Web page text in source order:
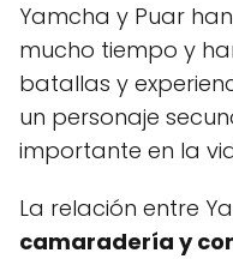
Yamcha y Puar
mucho tiempo y
batallas y
un personaje
importante en la
La relación entre
camaradería y